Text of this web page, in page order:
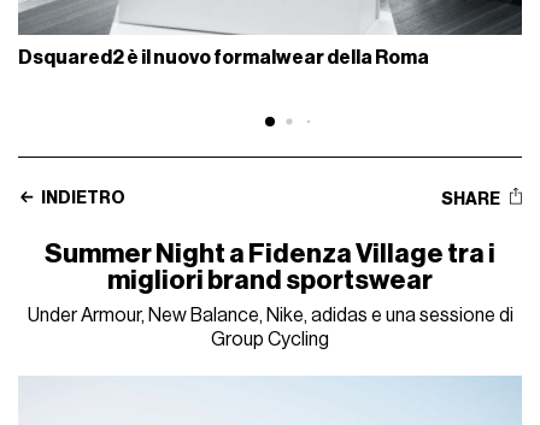
Dsquared2 è il nuovo formalwear della Roma
INDIETRO SHARE
Summer Night a Fidenza Village tra i
migliori brand sportswear
Under Armour, New Balance, Nike, adidas e una sessione di
Group Cycling